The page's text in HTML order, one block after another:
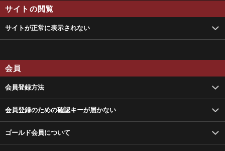
サイトの閲覧
サイトが正常に表示されない
会員
会員登録方法
会員登録のための確認キーが届かない
ゴールド会員について